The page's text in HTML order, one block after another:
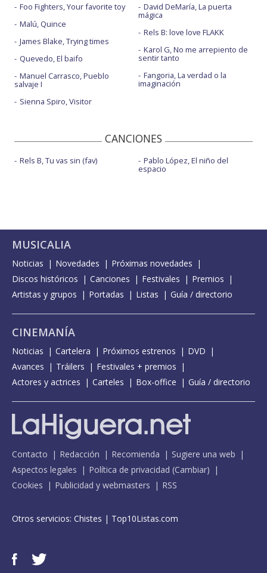
Foo Fighters, Your favorite toy
Malú, Quince
James Blake, Trying times
Quevedo, El baifo
Manuel Carrasco, Pueblo
salvaje I
Sienna Spiro, Visitor
David DeMaría, La puerta
mágica
Rels B: love love FLAKK
Karol G, No me arrepiento de
sentir tanto
Fangoria, La verdad o la
imaginación
CANCIONES
Rels B, Tu vas sin (fav) Pablo López, El niño del
espacio
MUSICALIA
Noticias Novedades
Próximas novedades
Discos históricos
Canciones Festivales
Premios
Artistas y grupos
Portadas Listas Guía / directorio
CINEMANÍA
Noticias Cartelera Próximos estrenos
DVD
Avances
Tráilers
Festivales + premios
Actores y actrices
Carteles Box-office Guía / directorio
Contacto Redacción Recomienda
Sugiere una web
Aspectos legales
Política de privacidad (Cambiar)
Cookies
Publicidad y webmasters RSS
Otros servicios: Chistes | Top10Listas.com